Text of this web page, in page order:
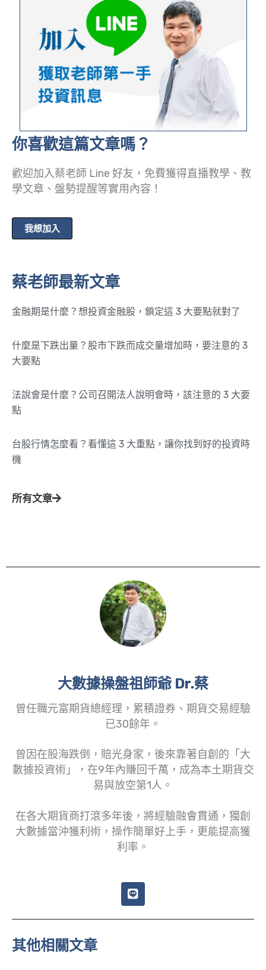
你喜歡這篇文章嗎？
歡迎加入蔡老師 Line 好友，免費獲得直播教學、教
學文章、盤勢提醒等實用內容！
我想加入
蔡老師最新文章
金融期是什麼？想投資金融股，鎖定這 3 大要點就對了
什麼是下跌出量？股市下跌而成交量增加時，要注意的 3
大要點
法說會是什麼？公司召開法人說明會時，該注意的 3 大要
點
台股行情怎麼看？看懂這 3 大重點，讓你找到好的投資時
機
所有文章
大數據操盤祖師爺 Dr.蔡
曾任職元富期貨總經理，累積證券、期貨交易經驗
已30餘年。
曾因在股海跌倒，賠光身家，後來靠著自創的「大
數據投資術」，在9年內賺回千萬，成為本土期貨交
易與放空第1人。
在各大期貨商打滾多年後，將經驗融會貫通，獨創
大數據當沖獲利術，操作簡單好上手，更能提高獲
利率。
L
i
e
其他相關文章